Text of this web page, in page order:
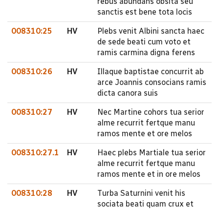
sanctis est bene tota locis
008310:25 HV
Plebs venit Albini sancta haec
de sede beati cum voto et
ramis carmina digna ferens
008310:26 HV
Illaque baptistae concurrit ab
arce Joannis consocians ramis
dicta canora suis
008310:27 HV
Nec Martine cohors tua serior
alme recurrit fertque manu
ramos mente et ore melos
008310:27.1 HV
Haec plebs Martiale tua serior
alme recurrit fertque manu
ramos mente et in ore melos
008310:28 HV
Turba Saturnini venit his
sociata beati quam crux et